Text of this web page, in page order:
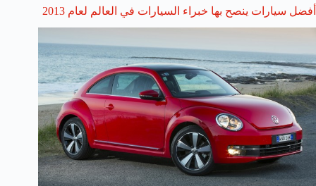
أفضل سيارات ينصح بها خبراء السيارات في العالم لعام 2013